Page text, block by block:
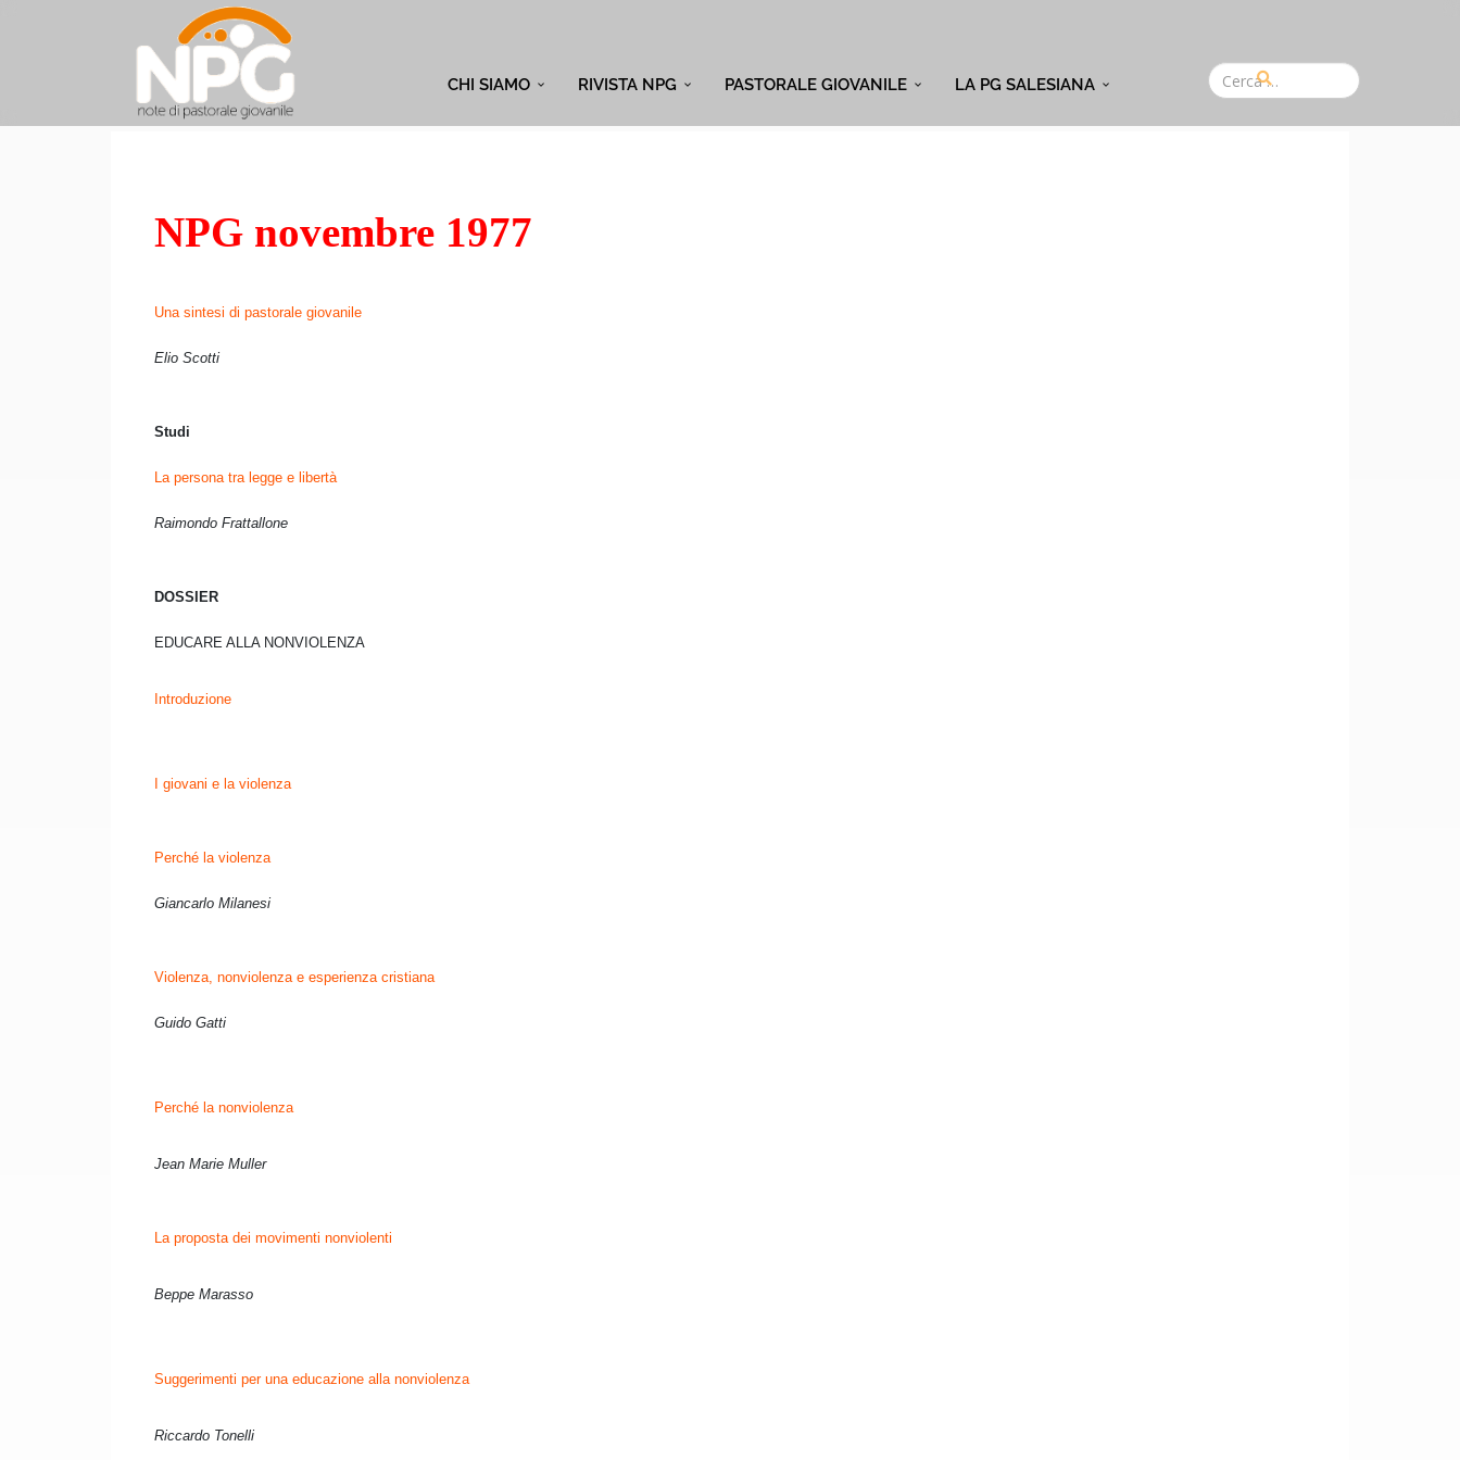
CHI SIAMO RIVISTA NPG PASTORALE GIOVANILE LA PG SALESIANA
NPG novembre 1977
Una sintesi di pastorale giovanile
Elio Scotti
Studi
La persona tra legge e libertà
Raimondo Frattallone
DOSSIER
EDUCARE ALLA NONVIOLENZA
Introduzione
I giovani e la violenza
Perché la violenza
Giancarlo Milanesi
Violenza, nonviolenza e esperienza cristiana
Guido Gatti
Perché la nonviolenza
Jean Marie Muller
La proposta dei movimenti nonviolenti
Beppe Marasso
Suggerimenti per una educazione alla nonviolenza
Riccardo Tonelli